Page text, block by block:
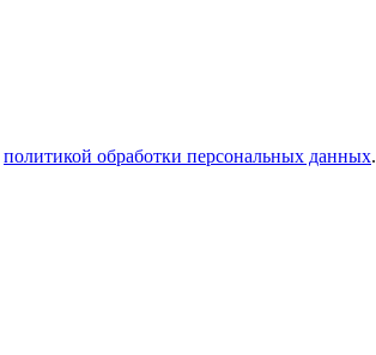
политикой обработки персональных данных.